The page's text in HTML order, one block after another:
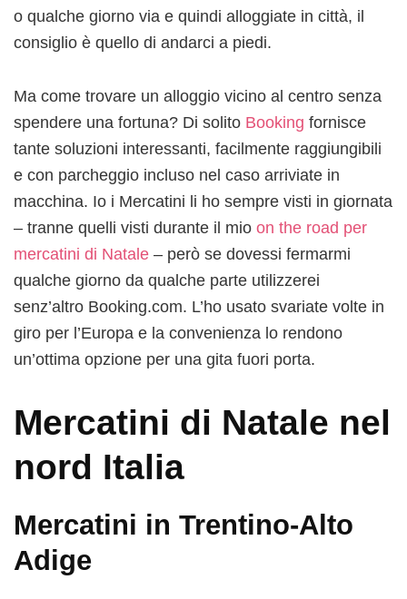
o qualche giorno via e quindi alloggiate in città, il
consiglio è quello di andarci a piedi.
Ma come trovare un alloggio vicino al centro senza
spendere una fortuna? Di solito Booking fornisce
tante soluzioni interessanti, facilmente raggiungibili
e con parcheggio incluso nel caso arriviate in
macchina. Io i Mercatini li ho sempre visti in giornata
– tranne quelli visti durante il mio on the road per
mercatini di Natale – però se dovessi fermarmi
qualche giorno da qualche parte utilizzerei
senz’altro Booking.com. L’ho usato svariate volte in
giro per l’Europa e la convenienza lo rendono
un’ottima opzione per una gita fuori porta.
Mercatini di Natale nel
nord Italia
Mercatini in Trentino-Alto
Adige